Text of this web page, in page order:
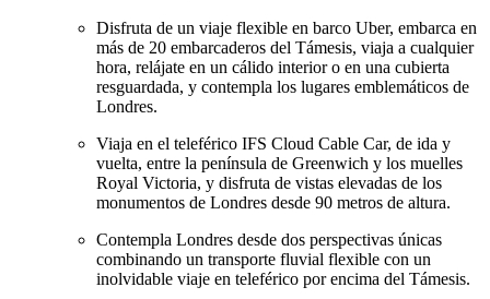
Disfruta de un viaje flexible en barco Uber, embarca en
más de 20 embarcaderos del Támesis, viaja a cualquier
hora, relájate en un cálido interior o en una cubierta
resguardada, y contempla los lugares emblemáticos de
Londres.
Viaja en el teleférico IFS Cloud Cable Car, de ida y
vuelta, entre la península de Greenwich y los muelles
Royal Victoria, y disfruta de vistas elevadas de los
monumentos de Londres desde 90 metros de altura.
Contempla Londres desde dos perspectivas únicas
combinando un transporte fluvial flexible con un
inolvidable viaje en teleférico por encima del Támesis.